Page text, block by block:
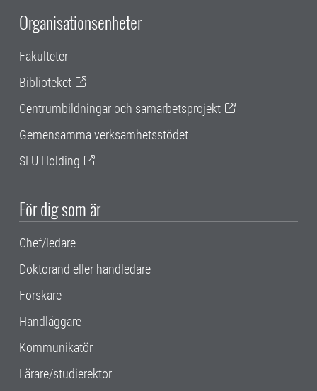
Organisationsenheter
Fakulteter
Biblioteket
Centrumbildningar och samarbetsprojekt
Gemensamma verksamhetsstödet
SLU Holding
För dig som är
Chef/ledare
Doktorand eller handledare
Forskare
Handläggare
Kommunikatör
Lärare/studierektor